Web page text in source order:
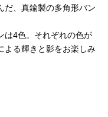
だ、真鍮製の多角形バン
は4色。それぞれの色が
よる輝きと影をお楽しみ